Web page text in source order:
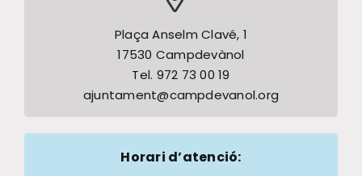
Plaça Anselm Clavé, 1
17530 Campdevànol
Tel. 972 73 00 19
ajuntament@campdevanol.org
Horari d’atenció: